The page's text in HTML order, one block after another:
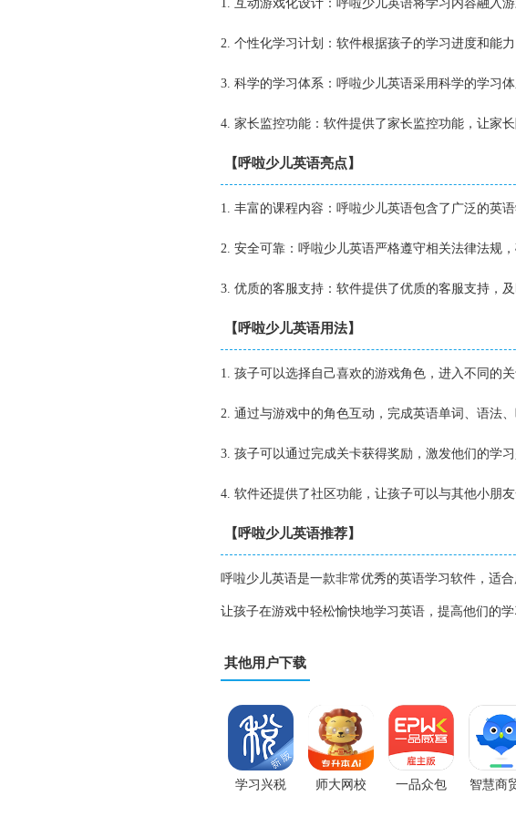
1. 互动游戏化设计：呼啦少儿英语将学习内容融入
2. 个性化学习计划：软件根据孩子的学习进度和能
3. 科学的学习体系：呼啦少儿英语采用科学的学习
4. 家长监控功能：软件提供了家长监控功能，让家
【呼啦少儿英语亮点】
1. 丰富的课程内容：呼啦少儿英语包含了广泛的英
2. 安全可靠：呼啦少儿英语严格遵守相关法律法规
3. 优质的客服支持：软件提供了优质的客服支持，
【呼啦少儿英语用法】
1. 孩子可以选择自己喜欢的游戏角色，进入不同的关
2. 通过与游戏中的角色互动，完成英语单词、语法、
3. 孩子可以通过完成关卡获得奖励，激发他们的学习
4. 软件还提供了社区功能，让孩子可以与其他小朋友
【呼啦少儿英语推荐】
呼啦少儿英语是一款非常优秀的英语学习软件，适
让孩子在游戏中轻松愉快地学习英语，提高他们的学
其他用户下载
学习兴税 师大网校 一品众包 智慧商